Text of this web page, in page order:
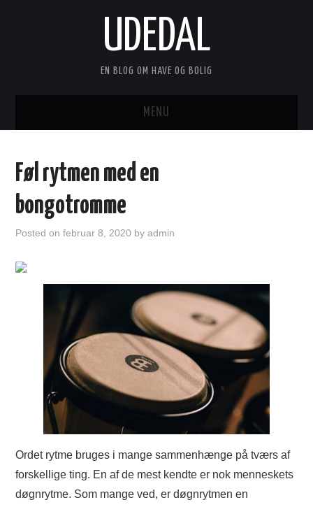
UDEDAL
EN BLOG OM HAVE OG BOLIG
MENU
ANNONCERING
KONTAKT
Føl rytmen med en
bongotromme
Posted onfebruar 8, 2020 byadmin
Ordet rytme bruges i mange sammenhænge på tværs af
forskellige ting. En af de mest kendte er nok menneskets
døgnrytme. Som mange ved, er døgnrytmen en